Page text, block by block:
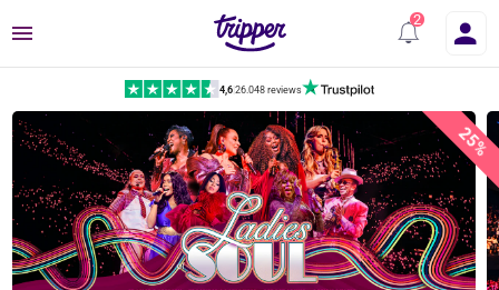
Menu
4,6|26.048 reviews
25%